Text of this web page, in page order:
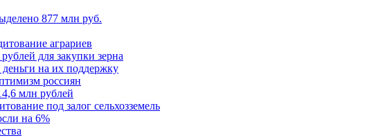
877 млн руб.
аграриев
для закупки зерна
на их поддержку
россиян
млн рублей
под залог сельхозземель
на 6%